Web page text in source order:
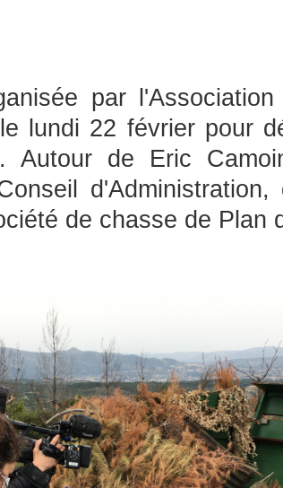
par
lundi 22 février pour
Autour de Eric
de chasse de Plan